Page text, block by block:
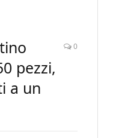
pezzi,
a un
0